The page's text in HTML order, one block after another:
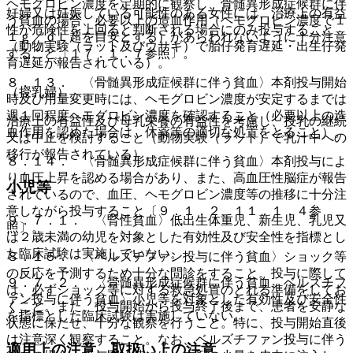
妊婦又は妊娠している可能性のある女性には、治療上の有益
性が危険性を上回ると判断される場合にのみ投与すること
（動物実験（ラット及びウサギ）で胎仔発育遅延・出生仔発
育遅延が報告されている）。
（授乳婦）
治療上の有益性及び母乳栄養の有益性を考慮し、授乳の継続
又は中止を検討すること（動物実験（ラット）で乳汁中への
移行が報告されている）。
小児等
９．７．１． 〈腎性貧血〉低出生体重児、新生児、乳児又
は２歳未満の幼児を対象とした有効性及び安全性を指標とし
た臨床試験は実施していない。
９．７．２． 〈骨髄異形成症候群に伴う貧血、ベルズチフ
ァン投与に伴う貧血〉小児等を対象とした有効性及び安全性
を指標とした臨床試験は実施していない。
適用上の注意、取扱い上の注意
ヘモグロビン濃度を定期的に観察し、骨髄異形成症候群に伴
う貧血の場合、必要以上の造血作用（ヘモグロビン濃度で１
１ｇ／ｄＬ超を目安とする）があらわれないように十分注意
すること〔１７．１．７参照〕。
８．１３． 〈骨髄異形成症候群に伴う貧血〉本剤投与開始
時及び用量変更時には、ヘモグロビン濃度が安定するまでは
週１回程度ヘモグロビン濃度を確認すること（必要以上の造
血作用を認めた場合は、休薬等の適切な処置をとること）。
８．１４． 〈骨髄異形成症候群に伴う貧血〉本剤投与によ
り血圧上昇を認める場合があり、また、高血圧性脳症が報告
されているので、血圧、ヘモグロビン濃度等の推移に十分注
意しながら投与すること〔９．１．２、１１．１．４参
照〕。
８．１５． 〈ベルズチファン投与に伴う貧血〉ショック等
の反応を予測するため十分な問診をすること。投与に際して
は、必ずショック等に対する救急処置のとれる準備をしてお
くこと。また、投与開始から投与終了後まで、患者を安静な
状態に保たせ、十分な観察を行うこと。特に、投与開始直後
は注意深く観察すること。なお、ベルズチファン投与に伴う